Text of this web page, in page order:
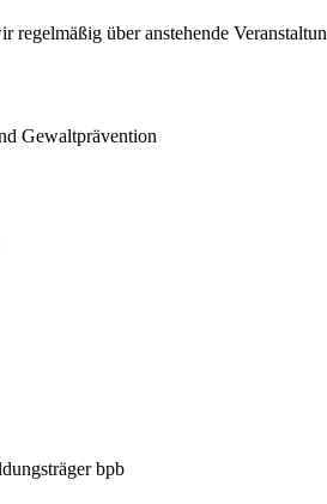
regelmäßig über anstehende
Gewaltprävention